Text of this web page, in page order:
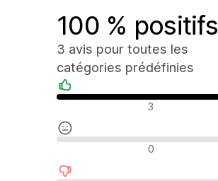
100 % positifs
3 avis pour toutes les
catégories prédéfinies
Avis positifs 3
Avis neutres 0